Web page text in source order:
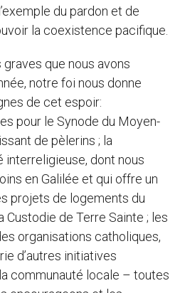
du pardon et de
la coexistence pacifique.
que nous avons
notre foi nous donne
de cet espoir:
pour le Synode du Moyen-
de pèlerins ; la
interreligieuse, dont nous
en Galilée et qui offre un
projets de logements du
Custodie de Terre Sainte ; les
organisations catholiques,
d’autres initiatives
communauté locale – toutes